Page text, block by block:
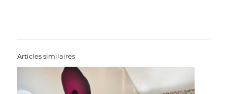
Articles similaires